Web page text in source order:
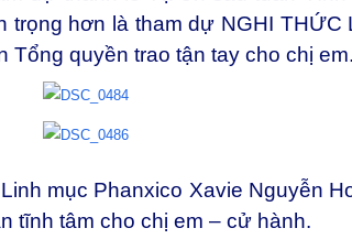
trọng hơn là tham dự NGHI THỨC
Tổng quyền trao tận tay cho chị em.
mục Phanxico Xavie Nguyễn
tĩnh tâm cho chị em – cử hành.